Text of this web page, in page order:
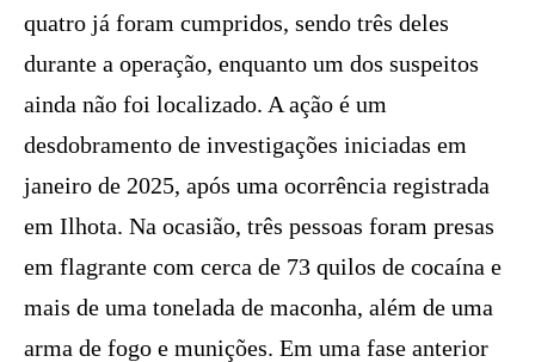
quatro já foram cumpridos, sendo três deles
durante a operação, enquanto um dos suspeitos
ainda não foi localizado. A ação é um
desdobramento de investigações iniciadas em
janeiro de 2025, após uma ocorrência registrada
em Ilhota. Na ocasião, três pessoas foram presas
em flagrante com cerca de 73 quilos de cocaína e
mais de uma tonelada de maconha, além de uma
arma de fogo e munições. Em uma fase anterior